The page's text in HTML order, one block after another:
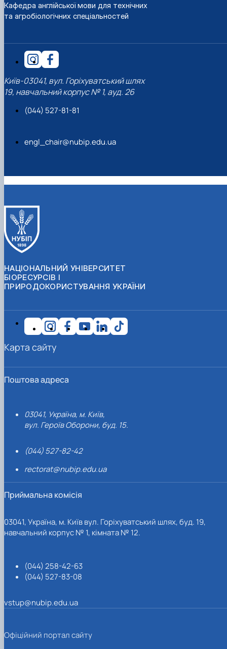
Кафедра англійської мови для технічних
та агробіологічних спеціальностей
Київ-03041, вул. Горіхуватський шлях
19, навчальний корпус № 1, ауд. 26
(044) 527-81-81
engl_chair@nubip.edu.ua
НАЦІОНАЛЬНИЙ УНІВЕРСИТЕТ
БІОРЕСУРСІВ І
ПРИРОДОКОРИСТУВАННЯ УКРАЇНИ
Поштова адреса
03041, Україна, м. Київ,
вул. Героїв Оборони, буд. 15.
(044) 527-82-42
rectorat@nubip.edu.ua
Приймальна комісія
03041, Україна, м. Київ вул. Горіхуватський шлях, буд. 19,
навчальний корпус № 1, кімната № 12.
(044) 258-42-63
(044) 527-83-08
vstup@nubip.edu.ua
Карта сайту
Офіційний портал сайту